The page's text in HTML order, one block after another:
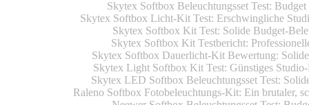
Skytex Softbox Beleuchtungsset Test:
Skytex Softbox Licht-Kit Test: Erschwingliche
Skytex Softbox Kit Test: Solide Budget-
Skytex Softbox Kit Testbericht:
Skytex Softbox Dauerlicht-Kit Bewertung:
Skytex Light Softbox Kit Test: Günstiges
Skytex LED Softbox Beleuchtungsset Test:
Raleno Softbox Fotobeleuchtungs-Kit: Ein brutaler,